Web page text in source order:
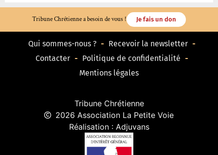
Tribune Chrétienne a besoin de vous ! Je fais un don
Qui sommes-nous ?
Recevoir la newsletter
Contacter
Politique de confidentialité
Mentions légales
Tribune Chrétienne
2026 Association La Petite Voie
Réalisation : Adjuvans